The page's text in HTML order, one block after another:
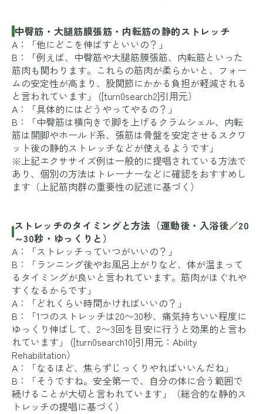
中臀筋・大腿筋膜張筋・内転筋の静的ストレッチ
A：「他にどこを伸ばすといいの？」
B：「例えば、中臀筋や大腿筋膜張筋、内転筋といった
筋肉も関わります。これらの筋肉が柔らかいと、フォー
ムの安定性が高まり、股関節にかかる負担が軽減される
と言われています」 ([turn0search2]引用元）
A：「具体的にはどうやってやるの？」
B：「中臀筋は横向きで脚を上げるクラムシェル、内転
筋は開脚やホールド系、張筋は骨盤を安定させるスクワ
ット後の静的ストレッチなどが使えるようです」
※上記エクササイズ例は一般的に提唱されている方法で
あり、個別の方法はトレーナーなどに確認をおすすめし
ます（上記筋肉群の重要性の記述に基づく）
ストレッチのタイミングと方法（運動後・入浴後／20
～30秒・ゆっくりと）
A：「ストレッチっていつがいいの？」
B：「ランニング後やお風呂上がりなど、体が温まって
るタイミングが良いと言われています。筋肉がほぐれや
すくなるからです」
A：「どれくらい時間かければいいの？」
B：「1つのストレッチは20〜30秒、痛気持ちいい程度に
ゆっくり伸ばして、2〜3回を目安に行うと効果的と言わ
れています」 ([turn0search10]引用元：Ability
Rehabilitation）
A：「なるほど、焦らずじっくりやればいいんだね」
B：「そうですね。安全第一で、自分の体に合う範囲で
続けることが大切と言われています」（総合的な静的ス
トレッチの提唱に基づく）